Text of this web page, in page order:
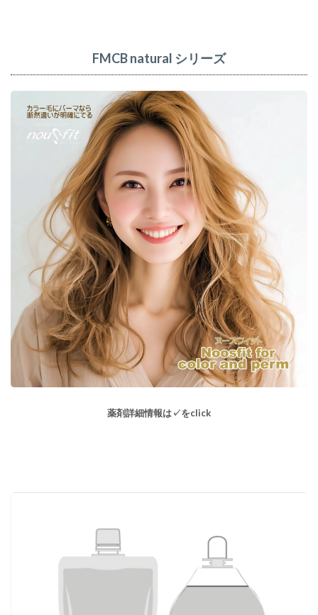
FMCB natural シリーズ
薬剤詳細情報は✓をclick